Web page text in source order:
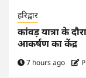
हरिद्वार
कांवड़ यात्रा के
आकर्षण का केंद्र
7 hours ago